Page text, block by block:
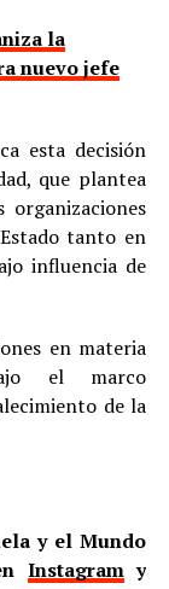
la
nuevo jefe
esta decisión
que plantea
tanto en
influencia de
en materia
el marco
de la
y el Mundo
Instagramy